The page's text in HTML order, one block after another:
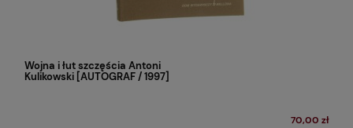
Wojna i łut szczęścia Antoni
Kulikowski [AUTOGRAF / 1997]
70,00 zł